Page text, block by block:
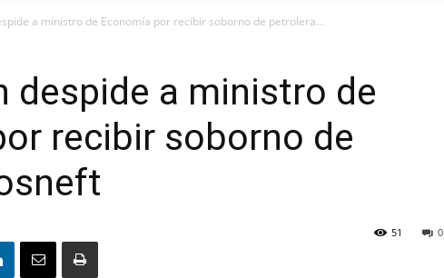
Claras
a ministro de Economía por recibir soborno de petrolera...
despide a ministro de
recibir soborno de
0
51